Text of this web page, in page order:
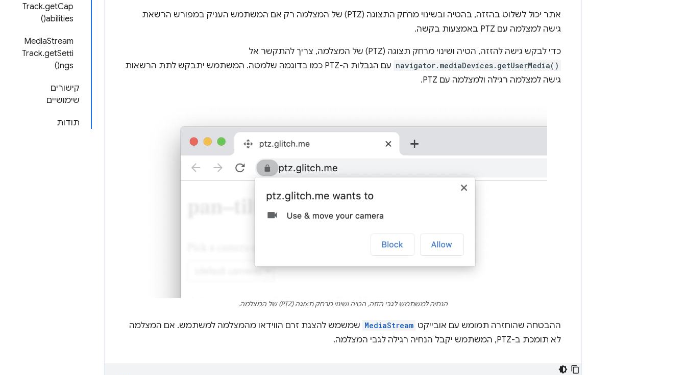
Track.getCap
abilities()
MediaStream
Track.getSetti
ngs()
קישורים
שימושיים
תודות
אתר יכול לשלוט בהזזה, בהטיה ובשינוי מרחק התצוגה (PTZ) של המצלמה רק אם המשתמש העניק במפורש הרשאת
גישה למצלמה עם PTZ באמצעות בקשה.
כדי לבקש גישה להזזה, הטיה ושינוי מרחק תצוגה (PTZ) של המצלמה, צריך להתקשר אל
navigator.mediaDevices.getUserMedia()
עם הגבלות ה-PTZ כמו בדוגמה שלמטה. המשתמש יתבקש לתת הרשאות
גישה למצלמה רגילה ולמצלמה עם PTZ.
הנחיה למשתמש לגבי הזזה, הטיה ושינוי מרחק תצוגה (PTZ) של המצלמה.
ההבטחה שהוחזרה תמומש עם אובייקט MediaStream שמשמש להצגת זרם הווידאו מהמצלמה למשתמש. אם המצלמה
לא תומכת ב-PTZ, המשתמש יקבל הנחיה רגילה לגבי המצלמה.